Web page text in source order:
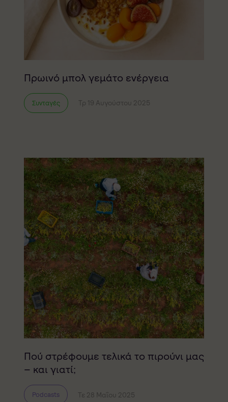
Πρωινό μπολ γεμάτο ενέργεια
Συνταγές Τρ 19 Αυγούστου 2025
Πού στρέφουμε τελικά το πιρούνι μας
– και γιατί;
Podcasts Τε 28 Μαΐου 2025